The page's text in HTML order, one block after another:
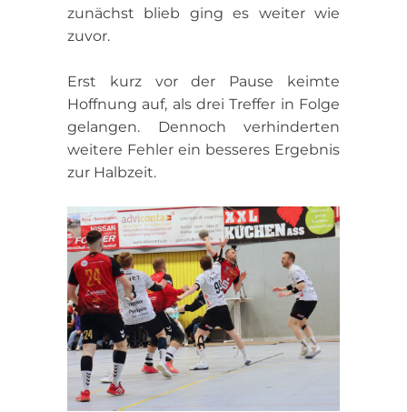
zunächst blieb ging es weiter wie
zuvor.
Erst kurz vor der Pause keimte
Hoffnung auf, als drei Treffer in Folge
gelangen. Dennoch verhinderten
weitere Fehler ein besseres Ergebnis
zur Halbzeit.